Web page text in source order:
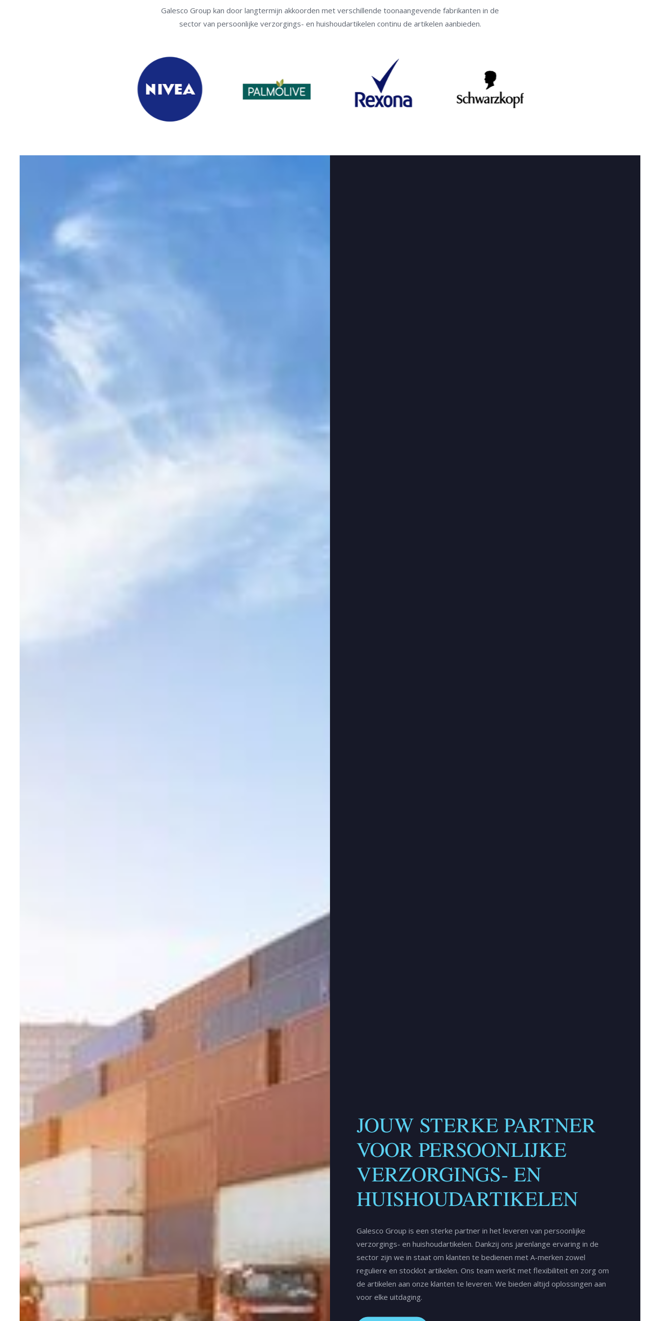
Galesco Group kan door langtermijn akkoorden met verschillende toonaangevende fabrikanten in de
sector van persoonlijke verzorgings- en huishoudartikelen continu de artikelen aanbieden.
JOUW STERKE PARTNER
VOOR PERSOONLIJKE
VERZORGINGS- EN
HUISHOUDARTIKELEN
Galesco Group is een sterke partner in het leveren van persoonlijke
verzorgings- en huishoudartikelen. Dankzij ons jarenlange ervaring in de
sector zijn we in staat om klanten te bedienen met A-merken zowel
reguliere en stocklot artikelen. Ons team werkt met flexibiliteit en zorg om
de artikelen aan onze klanten te leveren. We bieden altijd oplossingen aan
voor elke uitdaging.